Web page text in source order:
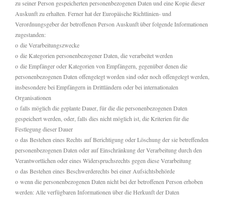
zu seiner Person gespeicherten personenbezogenen Daten und eine Kopie dieser
Auskunft zu erhalten. Ferner hat der Europäische Richtlinien- und
Verordnungsgeber der betroffenen Person Auskunft über folgende Informationen
zugestanden:
o die Verarbeitungszwecke
o die Kategorien personenbezogener Daten, die verarbeitet werden
o die Empfänger oder Kategorien von Empfängern, gegenüber denen die
personenbezogenen Daten offengelegt worden sind oder noch offengelegt werden,
insbesondere bei Empfängern in Drittländern oder bei internationalen
Organisationen
o falls möglich die geplante Dauer, für die die personenbezogenen Daten
gespeichert werden, oder, falls dies nicht möglich ist, die Kriterien für die
Festlegung dieser Dauer
o das Bestehen eines Rechts auf Berichtigung oder Löschung der sie betreffenden
personenbezogenen Daten oder auf Einschränkung der Verarbeitung durch den
Verantwortlichen oder eines Widerspruchsrechts gegen diese Verarbeitung
o das Bestehen eines Beschwerderechts bei einer Aufsichtsbehörde
o wenn die personenbezogenen Daten nicht bei der betroffenen Person erhoben
werden: Alle verfügbaren Informationen über die Herkunft der Daten